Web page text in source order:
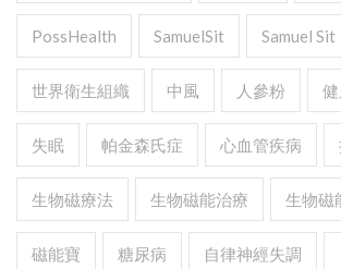
PossHealth SamuelSit Samuel Sit
世界衛生組織 中風 人參粉
失眠 帕金森氏症 心血管疾病
生物磁療法 生物磁能治療 生物磁
磁能寶 糖尿病 自律神經失調